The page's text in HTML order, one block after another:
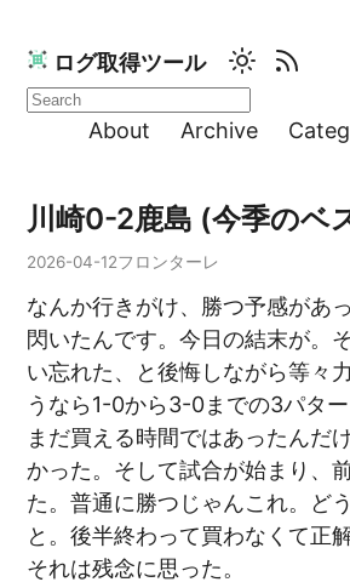
ログ取得ツール
About Archive
川崎0-2鹿島 (今季のベ
2026-04-12フロンターレ
なんか行きがけ、勝つ予感があ
閃いたんです。今日の結末が。
い忘れた、と後悔しながら等々
うなら1-0から3-0までの3パタ
まだ買える時間ではあったんだ
かった。そして試合が始まり、
た。普通に勝つじゃんこれ。ど
と。後半終わって買わなくて正
それは残念に思った。